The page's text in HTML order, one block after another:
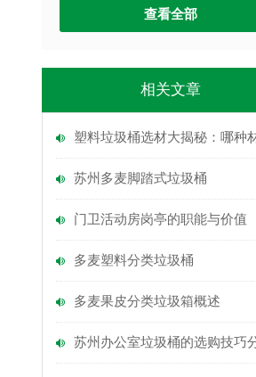
查看全部
相关文章
苏州多麦脚踏式垃圾桶
门卫活动房岗亭的职能与价值
多麦塑料分类垃圾桶
多麦果皮分类垃圾箱概述